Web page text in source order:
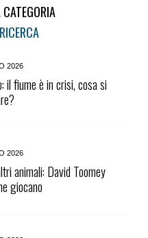
2026
il fiume è in crisi, cosa si
2026
animali: David Toomey
giocano